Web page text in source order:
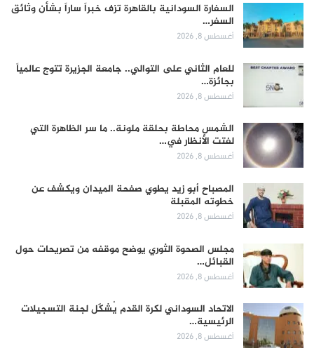
السفارة السودانية بالقاهرة تزف خبراً ساراً بشأن وثائق
السفر…
أغسطس 8, 2026
للعام الثاني على التوالي.. جامعة الجزيرة تتوج عالمياً
بجائزة…
أغسطس 8, 2026
الشمس محاطة بحلقة ملونة.. ما سر الظاهرة التي
لفتت الأنظار في…
أغسطس 8, 2026
المصباح أبو زيد يطوي صفحة الميدان ويكشف عن
خطوته المقبلة
أغسطس 8, 2026
مجلس الصحوة الثوري يوضح موقفه من تصريحات حول
القبائل…
أغسطس 8, 2026
الاتحاد السوداني لكرة القدم يُشكّل لجنة التسجيلات
الرئيسية…
أغسطس 8, 2026